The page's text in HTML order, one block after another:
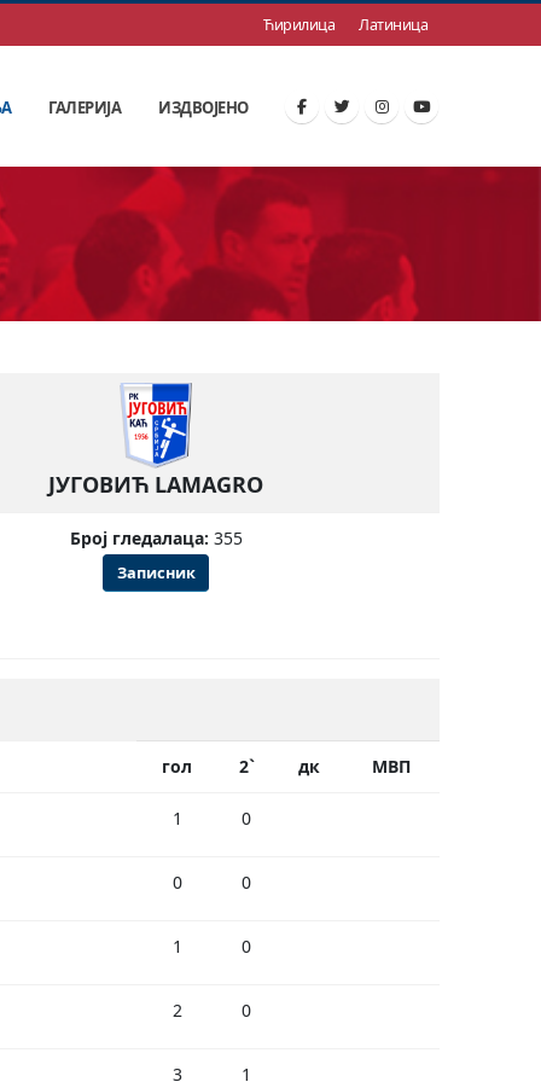
Ћирилица Латиница
ГАЛЕРИЈА ИЗДВОЈЕНО
ЈУГОВИЋ LAMAGRO
Број гледалаца: 355
Записник
гол 2` дк МВП
1 0
0 0
1 0
2 0
3 1